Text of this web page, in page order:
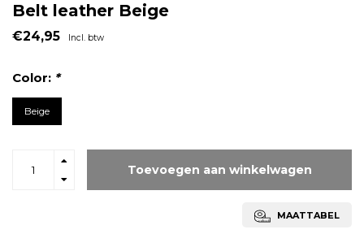
Belt leather Beige
€24,95 Incl. btw
Color: *
Beige
Toevoegen aan winkelwagen
MAATTABEL